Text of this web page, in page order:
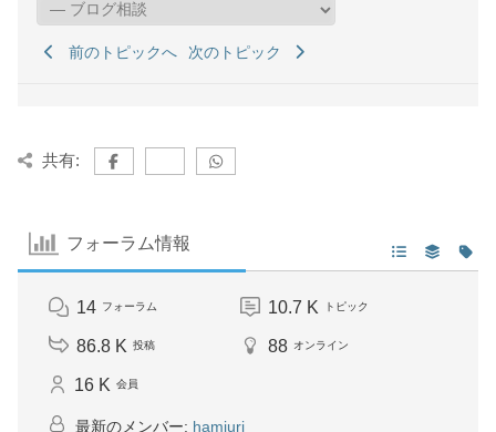
前のトピックへ 次のトピック
共有:
フォーラム情報
14 フォーラム 10.7 K トピック
86.8 K 投稿 88 オンライン
16 K 会員
最新のメンバー: hamiuri